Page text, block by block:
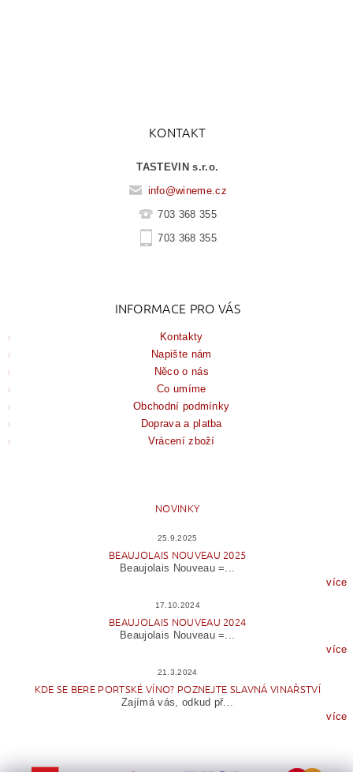
KONTAKT
TASTEVIN s.r.o.
info@wineme.cz
703 368 355
703 368 355
INFORMACE PRO VÁS
Kontakty
Napište nám
Něco o nás
Co umíme
Obchodní podmínky
Doprava a platba
Vrácení zboží
NOVINKY
25.9.2025
BEAUJOLAIS NOUVEAU 2025
Beaujolais Nouveau =...
více
17.10.2024
BEAUJOLAIS NOUVEAU 2024
Beaujolais Nouveau =...
více
21.3.2024
KDE SE BERE PORTSKÉ VÍNO? POZNEJTE SLAVNÁ VINAŘSTVÍ
Zajímá vás, odkud př...
více